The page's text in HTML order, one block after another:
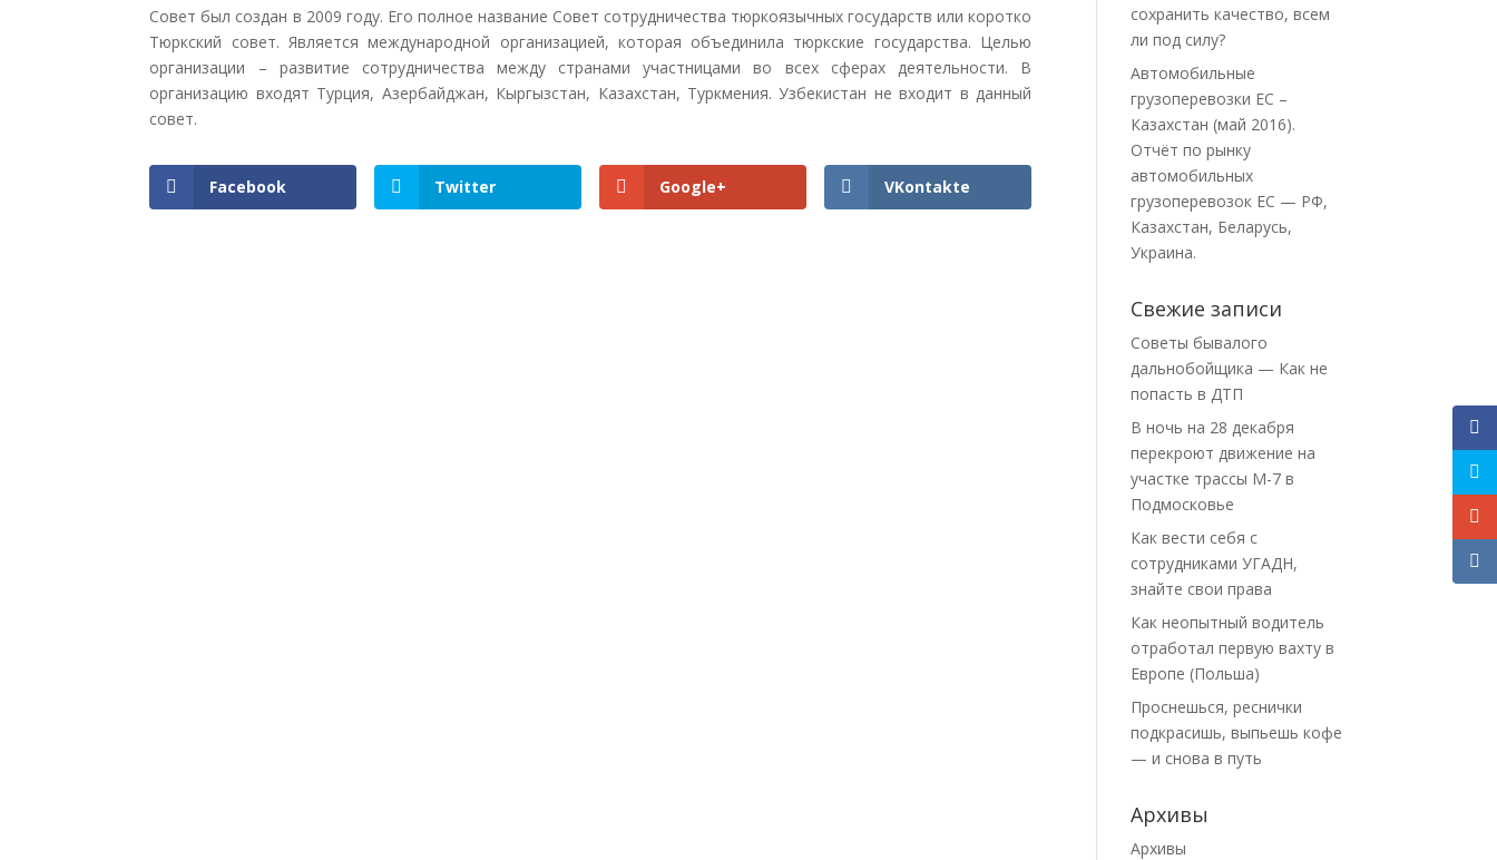
Совет был создан в 2009 году. Его полное название Совет сотрудничества тюркоязычных государств или коротко
Тюркский совет. Является международной организацией, которая объединила тюркские государства. Целью
организации – развитие сотрудничества между странами участницами во всех сферах деятельности. В
организацию входят Турция, Азербайджан, Кыргызстан, Казахстан, Туркмения. Узбекистан не входит в данный
совет.
Facebook Twitter Google+ VKontakte
сохранить качество, всем
ли под силу?
Автомобильные
грузоперевозки ЕС –
Казахстан (май 2016).
Отчёт по рынку
автомобильных
грузоперевозок ЕС — РФ,
Казахстан, Беларусь,
Украина.
Свежие записи
Советы бывалого
дальнобойщика — Как не
попасть в ДТП
В ночь на 28 декабря
перекроют движение на
участке трассы М-7 в
Подмосковье
Как вести себя с
сотрудниками УГАДН,
знайте свои права
Как неопытный водитель
отработал первую вахту в
Европе (Польша)
Проснешься, реснички
подкрасишь, выпьешь кофе
— и снова в путь
Архивы
Архивы